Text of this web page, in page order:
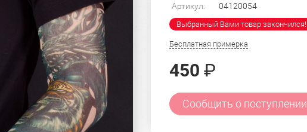
Артикул: 04120054
Выбранный Вами товар закончился!
Бесплатная примерка
450 ₽
Сообщить о поступлении